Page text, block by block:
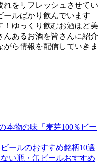
れをリフレッシュさせてい
ールばかり飲んでいます
！ゆっくり飲むお酒ほど美
んあるお酒を皆さんに紹介
ら情報を配信していきま
本物の味「麦芽100％ビー
ールのおすすめ銘柄10選
い瓶・缶ビールおすすめ